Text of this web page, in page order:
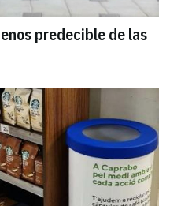
predecible de las